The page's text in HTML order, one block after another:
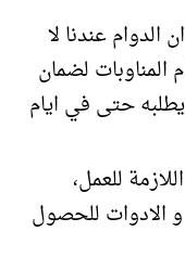
الدوام عندنا لا
لضمان
حتى في ايام
للعمل،
الادوات للحصول